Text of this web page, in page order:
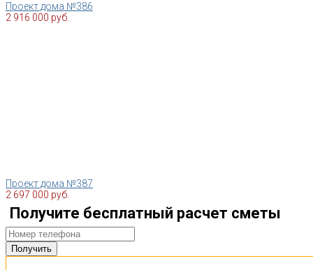
Проект дома №386
2 916 000 руб.
Проект дома №387
2 697 000 руб.
Получите бесплатный расчет сметы